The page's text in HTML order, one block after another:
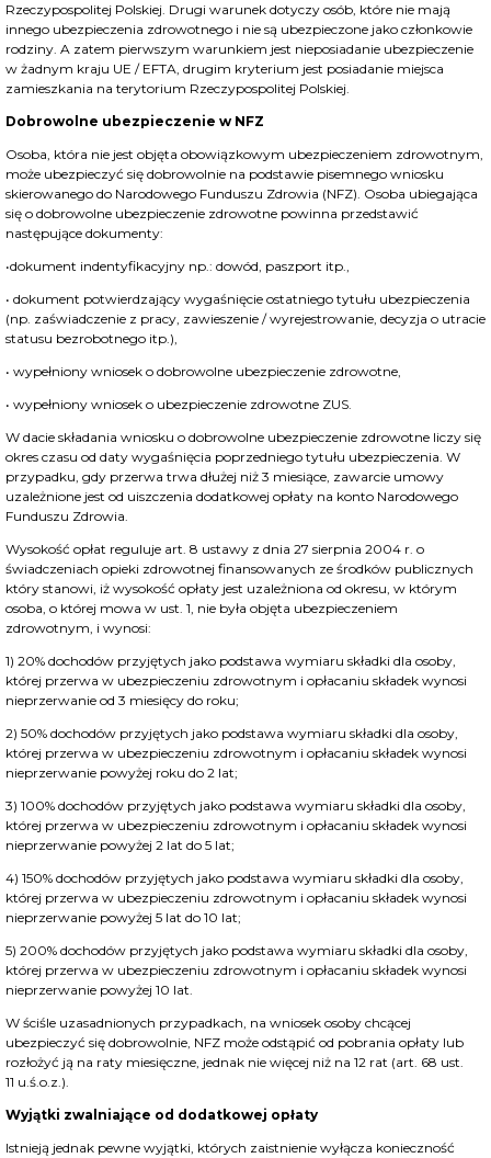
Rzeczypospolitej Polskiej. Drugi warunek dotyczy osób, które nie mają
innego ubezpieczenia zdrowotnego i nie są ubezpieczone jako członkowie
rodziny. A zatem pierwszym warunkiem jest nieposiadanie ubezpieczenie
w żadnym kraju UE / EFTA, drugim kryterium jest posiadanie miejsca
zamieszkania na terytorium Rzeczypospolitej Polskiej.
Dobrowolne ubezpieczenie w NFZ
Osoba, która nie jest objęta obowiązkowym ubezpieczeniem zdrowotnym,
może ubezpieczyć się dobrowolnie na podstawie pisemnego wniosku
skierowanego do Narodowego Funduszu Zdrowia (NFZ). Osoba ubiegająca
się o dobrowolne ubezpieczenie zdrowotne powinna przedstawić
następujące dokumenty:
•dokument indentyfikacyjny np.: dowód, paszport itp.,
• dokument potwierdzający wygaśnięcie ostatniego tytułu ubezpieczenia
(np. zaświadczenie z pracy, zawieszenie / wyrejestrowanie, decyzja o utracie
statusu bezrobotnego itp.),
• wypełniony wniosek o dobrowolne ubezpieczenie zdrowotne,
• wypełniony wniosek o ubezpieczenie zdrowotne ZUS.
W dacie składania wniosku o dobrowolne ubezpieczenie zdrowotne liczy się
okres czasu od daty wygaśnięcia poprzedniego tytułu ubezpieczenia. W
przypadku, gdy przerwa trwa dłużej niż 3 miesiące, zawarcie umowy
uzależnione jest od uiszczenia dodatkowej opłaty na konto Narodowego
Funduszu Zdrowia.
Wysokość opłat reguluje art. 8 ustawy z dnia 27 sierpnia 2004 r. o
świadczeniach opieki zdrowotnej finansowanych ze środków publicznych
który stanowi, iż wysokość opłaty jest uzależniona od okresu, w którym
osoba, o której mowa w ust. 1, nie była objęta ubezpieczeniem
zdrowotnym, i wynosi:
1) 20% dochodów przyjętych jako podstawa wymiaru składki dla osoby,
której przerwa w ubezpieczeniu zdrowotnym i opłacaniu składek wynosi
nieprzerwanie od 3 miesięcy do roku;
2) 50% dochodów przyjętych jako podstawa wymiaru składki dla osoby,
której przerwa w ubezpieczeniu zdrowotnym i opłacaniu składek wynosi
nieprzerwanie powyżej roku do 2 lat;
3) 100% dochodów przyjętych jako podstawa wymiaru składki dla osoby,
której przerwa w ubezpieczeniu zdrowotnym i opłacaniu składek wynosi
nieprzerwanie powyżej 2 lat do 5 lat;
4) 150% dochodów przyjętych jako podstawa wymiaru składki dla osoby,
której przerwa w ubezpieczeniu zdrowotnym i opłacaniu składek wynosi
nieprzerwanie powyżej 5 lat do 10 lat;
5) 200% dochodów przyjętych jako podstawa wymiaru składki dla osoby,
której przerwa w ubezpieczeniu zdrowotnym i opłacaniu składek wynosi
nieprzerwanie powyżej 10 lat.
W ściśle uzasadnionych przypadkach, na wniosek osoby chcącej
ubezpieczyć się dobrowolnie, NFZ może odstąpić od pobrania opłaty lub
rozłożyć ją na raty miesięczne, jednak nie więcej niż na 12 rat (art. 68 ust.
11 u.ś.o.z.).
Wyjątki zwalniające od dodatkowej opłaty
Istnieją jednak pewne wyjątki, których zaistnienie wyłącza konieczność